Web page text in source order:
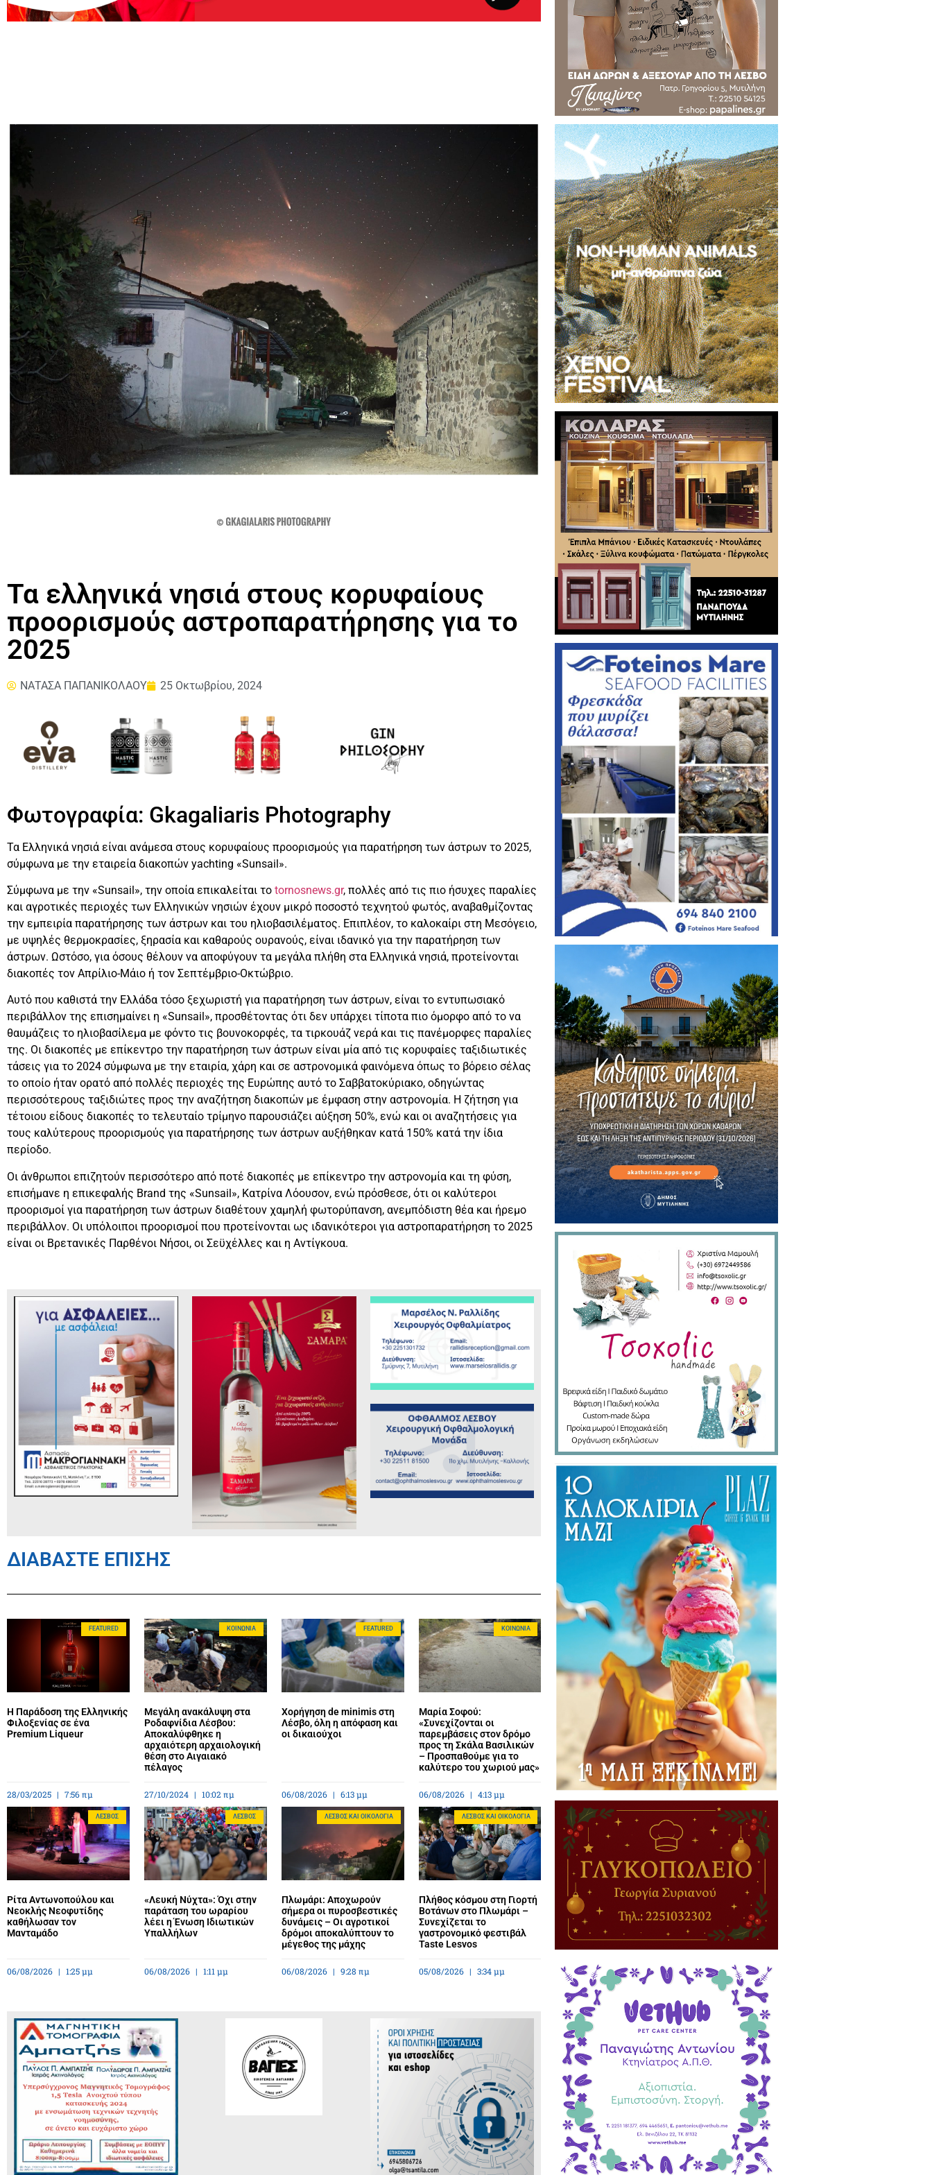
Τα ελληνικά νησιά στους κορυφαίους
προορισμούς αστροπαρατήρησης για το
2025
ΝΑΤΑΣΑ ΠΑΠΑΝΙΚΟΛΑΟΥ 25 Οκτωβρίου, 2024
Φωτογραφία: Gkagaliaris Photography
Τα Ελληνικά νησιά είναι ανάμεσα στους κορυφαίους προορισμούς για παρατήρηση των άστρων το 2025,
σύμφωνα με την εταιρεία διακοπών yachting «Sunsail».
Σύμφωνα με την «Sunsail», την οποία επικαλείται το tornosnews.gr, πολλές από τις πιο ήσυχες παραλίες
και αγροτικές περιοχές των Ελληνικών νησιών έχουν μικρό ποσοστό τεχνητού φωτός, αναβαθμίζοντας
την εμπειρία παρατήρησης των άστρων και του ηλιοβασιλέματος. Επιπλέον, το καλοκαίρι στη Μεσόγειο,
με υψηλές θερμοκρασίες, ξηρασία και καθαρούς ουρανούς, είναι ιδανικό για την παρατήρηση των
άστρων. Ωστόσο, για όσους θέλουν να αποφύγουν τα μεγάλα πλήθη στα Ελληνικά νησιά, προτείνονται
διακοπές τον Απρίλιο-Μάιο ή τον Σεπτέμβριο-Οκτώβριο.
Αυτό που καθιστά την Ελλάδα τόσο ξεχωριστή για παρατήρηση των άστρων, είναι το εντυπωσιακό
περιβάλλον της επισημαίνει η «Sunsail», προσθέτοντας ότι δεν υπάρχει τίποτα πιο όμορφο από το να
θαυμάζεις το ηλιοβασίλεμα με φόντο τις βουνοκορφές, τα τιρκουάζ νερά και τις πανέμορφες παραλίες
της. Οι διακοπές με επίκεντρο την παρατήρηση των άστρων είναι μία από τις κορυφαίες ταξιδιωτικές
τάσεις για το 2024 σύμφωνα με την εταιρία, χάρη και σε αστρονομικά φαινόμενα όπως το βόρειο σέλας
το οποίο ήταν ορατό από πολλές περιοχές της Ευρώπης αυτό το Σαββατοκύριακο, οδηγώντας
περισσότερους ταξιδιώτες προς την αναζήτηση διακοπών με έμφαση στην αστρονομία. Η ζήτηση για
τέτοιου είδους διακοπές το τελευταίο τρίμηνο παρουσιάζει αύξηση 50%, ενώ και οι αναζητήσεις για
τους καλύτερους προορισμούς για παρατήρησης των άστρων αυξήθηκαν κατά 150% κατά την ίδια
περίοδο.
Οι άνθρωποι επιζητούν περισσότερο από ποτέ διακοπές με επίκεντρο την αστρονομία και τη φύση,
επισήμανε η επικεφαλής Brand της «Sunsail», Κατρίνα Λόουσον, ενώ πρόσθεσε, ότι οι καλύτεροι
προορισμοί για παρατήρηση των άστρων διαθέτουν χαμηλή φωτορύπανση, ανεμπόδιστη θέα και ήρεμο
περιβάλλον. Οι υπόλοιποι προορισμοί που προτείνονται ως ιδανικότεροι για αστροπαρατήρηση το 2025
είναι οι Βρετανικές Παρθένοι Νήσοι, οι Σεϋχέλλες και η Αντίγκουα.
ΔΙΑΒΑΣΤΕ ΕΠΙΣΗΣ
FEATURED
Η Παράδοση της Ελληνικής
Φιλοξενίας σε ένα
Premium Liqueur
28/03/2025 7:56 πμ
ΚΟΙΝΩΝΊΑ
Μεγάλη ανακάλυψη στα
Ροδαφνίδια Λέσβου:
Αποκαλύφθηκε η
αρχαιότερη αρχαιολογική
θέση στο Αιγαιακό
πέλαγος
27/10/2024 10:02 πμ
FEATURED
Χορήγηση de minimis στη
Λέσβο, όλη η απόφαση και
οι δικαιούχοι
06/08/2026 6:13 μμ
ΚΟΙΝΩΝΊΑ
Μαρία Σοφού:
«Συνεχίζονται οι
παρεμβάσεις στον δρόμο
προς τη Σκάλα Βασιλικών
– Προσπαθούμε για το
καλύτερο του χωριού μας»
06/08/2026 4:13 μμ
ΛΈΣΒΟΣ
Ρίτα Αντωνοπούλου και
Νεοκλής Νεοφυτίδης
καθήλωσαν τον
Μανταμάδο
06/08/2026 1:25 μμ
ΛΈΣΒΟΣ
«Λευκή Νύχτα»: Όχι στην
παράταση του ωραρίου
λέει η Ένωση Ιδιωτικών
Υπαλλήλων
06/08/2026 1:11 μμ
ΛΈΣΒΟΣ ΚΑΙ ΟΙΚΟΛΟΓΊΑ
Πλωμάρι: Αποχωρούν
σήμερα οι πυροσβεστικές
δυνάμεις – Οι αγροτικοί
δρόμοι αποκαλύπτουν το
μέγεθος της μάχης
06/08/2026 9:28 πμ
ΛΈΣΒΟΣ ΚΑΙ ΟΙΚΟΛΟΓΊΑ
Πλήθος κόσμου στη Γιορτή
Βοτάνων στο Πλωμάρι –
Συνεχίζεται το
γαστρονομικό φεστιβάλ
Taste Lesvos
05/08/2026 3:34 μμ